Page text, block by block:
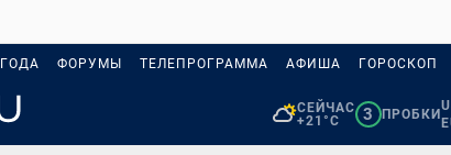
ФОРУМЫ ТЕЛЕПРОГРАММА АФИША ГОРОСКОП
СЕЙЧАС
+21°C
3 ПРОБКИ